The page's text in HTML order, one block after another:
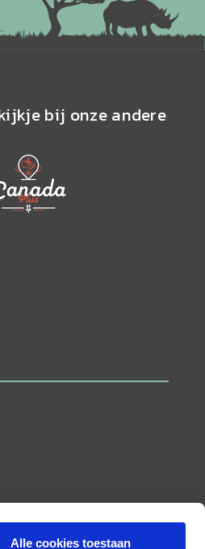
Alle cookies toestaan
bij onze andere